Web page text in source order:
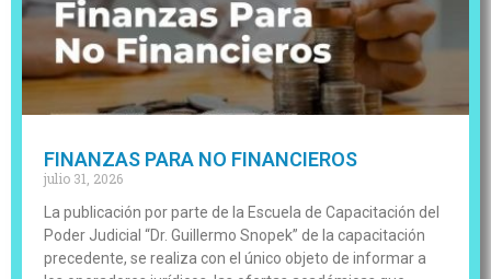
FINANZAS PARA NO FINANCIEROS
julio 31, 2026
La publicación por parte de la Escuela de Capacitación del
Poder Judicial “Dr. Guillermo Snopek” de la capacitación
precedente, se realiza con el único objeto de informar a